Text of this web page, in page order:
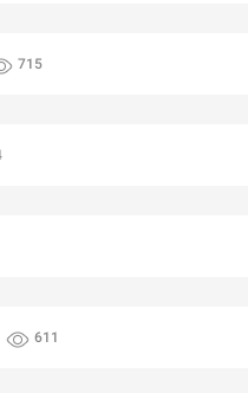
715
611